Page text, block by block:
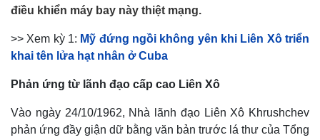
điều khiển máy bay này thiệt mạng.
>> Xem kỳ 1: Mỹ đứng ngồi không yên khi Liên Xô triển
khai tên lửa hạt nhân ở Cuba
Phản ứng từ lãnh đạo cấp cao Liên Xô
Vào ngày 24/10/1962, Nhà lãnh đạo Liên Xô Khrushchev
phản ứng đầy giận dữ bằng văn bản trước lá thư của Tổng